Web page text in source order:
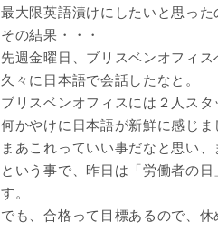
最大限英語漬けにしたいと思った
その結果・・・
先週金曜日、ブリスベンオフィス
久々に日本語で会話したなと。
ブリスベンオフィスには２人スタ
何かやけに日本語が新鮮に感じま
まあこれっていい事だなと思い
という事で、昨日は「労働者の
す。
でも、合格って目標あるので、休